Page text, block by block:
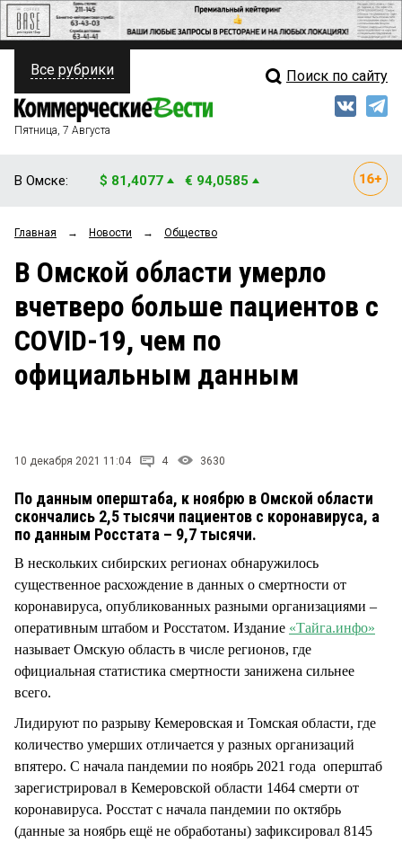
ПОЛИТИКА
ФИНАНСЫ
ОБЩЕСТВО
ЗАКОН
НОВОСТИ КОМПАНИЙ
ПРОИСШЕСТВИЯ
Свежий выпуск
Рейтинги
Блоги
Все рубрики Поиск по сайту
Пятница, 7 Августа
В Омске: $ 81,4077 € 94,0585
Главная → Новости → Общество
В Омской области умерло
вчетверо больше пациентов с
COVID-19, чем по
официальным данным
10 декабря 2021 11:04 4 3630
По данным оперштаба, к ноябрю в Омской области
скончались 2,5 тысячи пациентов с коронавируса, а
по данным Росстата – 9,7 тысячи.
В нескольких сибирских регионах обнаружилось
существенное расхождение в данных о смертности от
коронавируса, опубликованных разными организациями –
оперативным штабом и Росстатом. Издание «Тайга.инфо»
называет Омскую область в числе регионов, где
официальная статистика смертности занижена сильнее
всего.
Лидируют по разрыву Кемеровская и Томская области, где
количество умерших отличается у разных организаций
впятеро. С начала пандемии по ноябрь 2021 года оперштаб
зарегистрировал в Кемеровской области 1464 смерти от
коронавируса. Росстат с начала пандемии по октябрь
(данные за ноябрь ещё не обработаны) зафиксировал 8145